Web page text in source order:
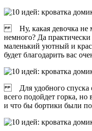
Ну, какая девочка не
немного? Да
маленький уютный и
будет благодарить вас
Для удобного спуска
всего подойдет горка,
и что бы бортики были